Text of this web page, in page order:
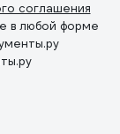
соглашения
в любой форме